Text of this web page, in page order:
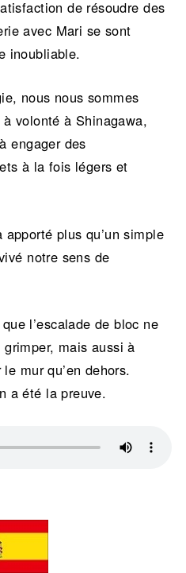
de résoudre des
avec Mari se sont
inoubliable.
nous nous sommes
volonté à Shinagawa,
engager des
à la fois légers et
apporté plus qu’un simple
notre sens de
l’escalade de bloc ne
mais aussi à
mur qu’en dehors.
a été la preuve.